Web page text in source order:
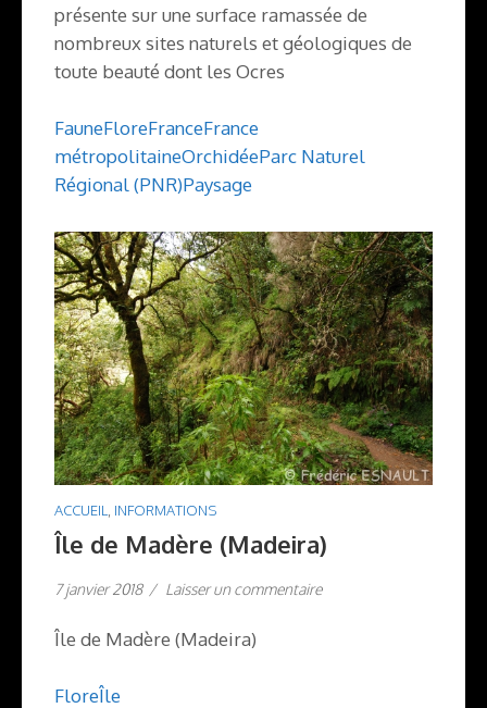
présente sur une surface ramassée de
nombreux sites naturels et géologiques de
toute beauté dont les Ocres
FauneFloreFranceFrance
métropolitaineOrchidéeParc Naturel
Régional (PNR)Paysage
ACCUEIL INFORMATIONS
Île de Madère (Madeira)
7 janvier 2018 / Laisser un commentaire
Île de Madère (Madeira)
FloreÎle